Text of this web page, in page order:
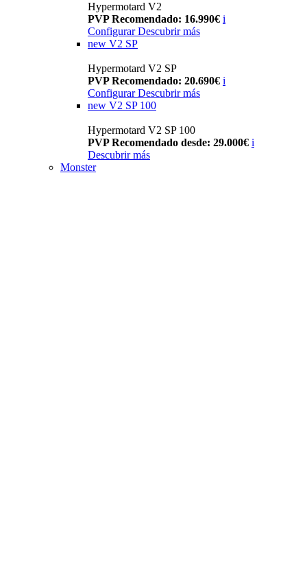
Hypermotard V2
PVP Recomendado: 16.990€ i
Configurar Descubrir más
new V2 SP
Hypermotard V2 SP
PVP Recomendado: 20.690€ i
Configurar Descubrir más
new V2 SP 100
Hypermotard V2 SP 100
PVP Recomendado desde: 29.000€ i
Descubrir más
Monster